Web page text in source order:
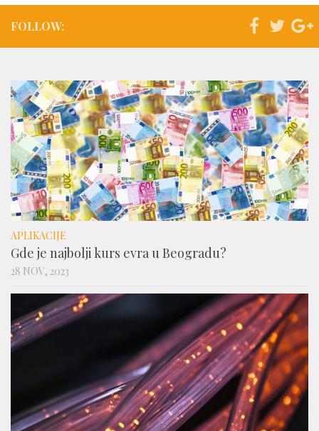
FOLLOW:
APLIKACIJE
Gde je najbolji kurs evra u Beogradu?
28 NOV, 2023